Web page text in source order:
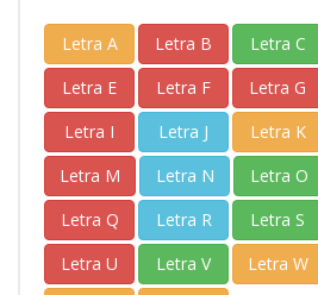
Letra A Letra B Letra C
Letra E
Letra F Letra G
Letra I
Letra J Letra K
Letra M
Letra N Letra O
Letra Q
Letra R Letra S
Letra U
Letra V Letra W